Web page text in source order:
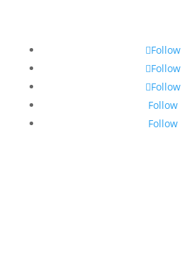
Follow
Follow
Follow
Follow
Follow